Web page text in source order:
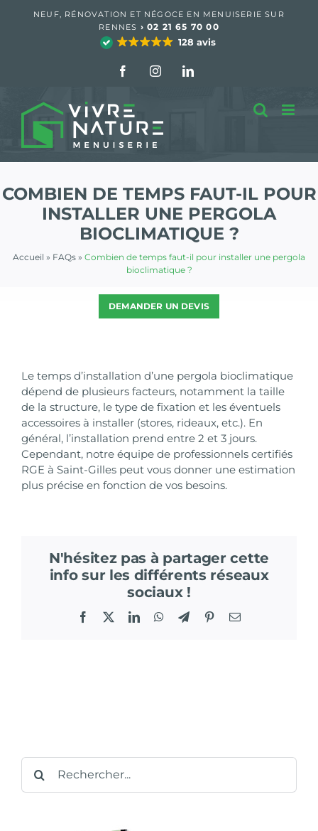
NEUF, RÉNOVATION ET NÉGOCE EN MENUISERIE SUR
RENNES › 02 21 65 70 00
128 avis
FacebookInstagramLinkedIn
COMBIEN DE TEMPS FAUT-IL POUR
INSTALLER UNE PERGOLA
BIOCLIMATIQUE ?
Accueil » FAQs » Combien de temps faut-il pour installer une pergola
bioclimatique ?
DEMANDER UN DEVIS
Le temps d’installation d’une pergola bioclimatique
dépend de plusieurs facteurs, notamment la taille
de la structure, le type de fixation et les éventuels
accessoires à installer (stores, rideaux, etc.). En
général, l’installation prend entre 2 et 3 jours.
Cependant, notre équipe de professionnels certifiés
RGE à Saint-Gilles peut vous donner une estimation
plus précise en fonction de vos besoins.
N'hésitez pas à partager cette
info sur les différents réseaux
sociaux !
Facebook LinkedInWhatsApp
TelegramPinterestEmail
Rechercher: